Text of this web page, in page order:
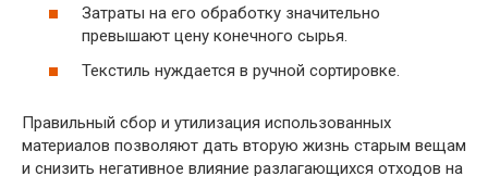
Затраты на его обработку значительно
превышают цену конечного сырья.
Текстиль нуждается в ручной сортировке.
Правильный сбор и утилизация использованных
материалов позволяют дать вторую жизнь старым вещам
и снизить негативное влияние разлагающихся отходов на